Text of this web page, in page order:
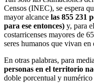
Censos (INEC), se espera
mayor alcance las 855 231
para ese entonces) y, para
costarricenses mayores de
seres humanos que vivan en
En otras palabras, para
personas en el territorio
doble porcentual y numérico